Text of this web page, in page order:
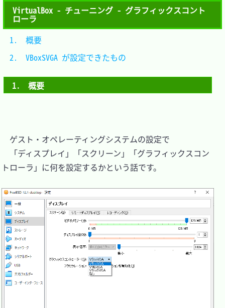
VirtualBox - チューニング - グラフィックスコント
ローラ
1.　概要
ゲスト・オペレーティングシステムの設定で
「ディスプレイ」「スクリーン」「グラフィックスコン
トローラ」に何を設定するかという話です。